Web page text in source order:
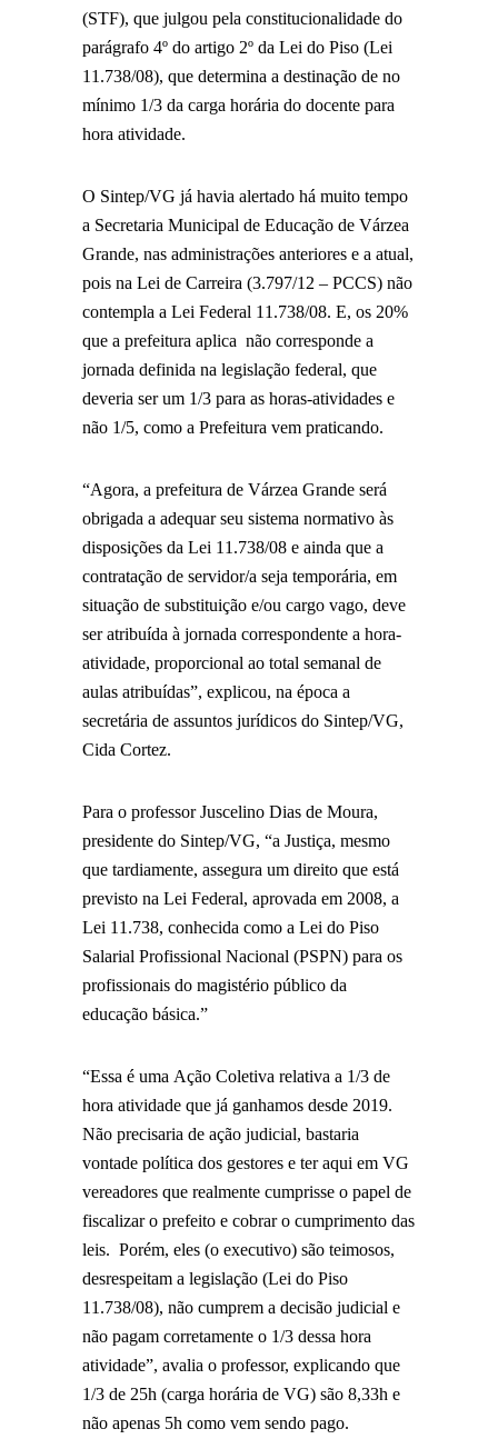
(STF), que julgou pela constitucionalidade do
parágrafo 4º do artigo 2º da Lei do Piso (Lei
11.738/08), que determina a destinação de no
mínimo 1/3 da carga horária do docente para
hora atividade.
O Sintep/VG já havia alertado há muito tempo
a Secretaria Municipal de Educação de Várzea
Grande, nas administrações anteriores e a atual,
pois na Lei de Carreira (3.797/12 – PCCS) não
contempla a Lei Federal 11.738/08. E, os 20%
que a prefeitura aplica não corresponde a
jornada definida na legislação federal, que
deveria ser um 1/3 para as horas-atividades e
não 1/5, como a Prefeitura vem praticando.
“Agora, a prefeitura de Várzea Grande será
obrigada a adequar seu sistema normativo às
disposições da Lei 11.738/08 e ainda que a
contratação de servidor/a seja temporária, em
situação de substituição e/ou cargo vago, deve
ser atribuída à jornada correspondente a hora-
atividade, proporcional ao total semanal de
aulas atribuídas”, explicou, na época a
secretária de assuntos jurídicos do Sintep/VG,
Cida Cortez.
Para o professor Juscelino Dias de Moura,
presidente do Sintep/VG, “a Justiça, mesmo
que tardiamente, assegura um direito que está
previsto na Lei Federal, aprovada em 2008, a
Lei 11.738, conhecida como a Lei do Piso
Salarial Profissional Nacional (PSPN) para os
profissionais do magistério público da
educação básica.”
“Essa é uma Ação Coletiva relativa a 1/3 de
hora atividade que já ganhamos desde 2019.
Não precisaria de ação judicial, bastaria
vontade política dos gestores e ter aqui em VG
vereadores que realmente cumprisse o papel de
fiscalizar o prefeito e cobrar o cumprimento das
leis. Porém, eles (o executivo) são teimosos,
desrespeitam a legislação (Lei do Piso
11.738/08), não cumprem a decisão judicial e
não pagam corretamente o 1/3 dessa hora
atividade”, avalia o professor, explicando que
1/3 de 25h (carga horária de VG) são 8,33h e
não apenas 5h como vem sendo pago.